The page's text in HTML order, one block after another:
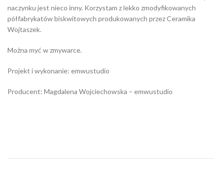
naczynku jest nieco inny. Korzystam z lekko zmodyfikowanych
półfabrykatów biskwitowych produkowanych przez Ceramika
Wojtaszek.
Można myć w zmywarce.
Projekt i wykonanie: emwustudio
Producent: Magdalena Wojciechowska – emwustudio